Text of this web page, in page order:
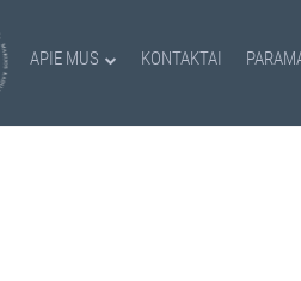
APIE MUS KONTAKTAI